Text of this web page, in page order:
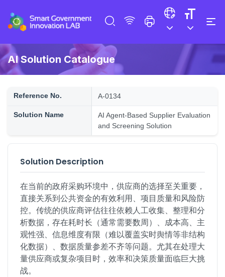
AI Solution Catalogue
Reference No. A-0134
Solution Name
AI Agent-Based Supplier Evaluation
and Screening Solution
Solution Description
在当前的政府采购环境中，供应商的选择至关重要，
直接关系到公共资金的有效利用、项目质量和风险防
控。传统的供应商评估往往依赖人工收集、整理和分
析数据，存在耗时长（通常需要数周）、成本高、主
观性强、信息维度有限（难以覆盖实时舆情等非结构
化数据）、数据质量参差不齐等问题。尤其在处理大
量供应商或复杂项目时，效率和决策质量面临巨大挑
战。